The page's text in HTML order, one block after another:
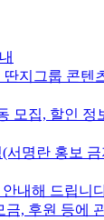
딴지그룹 콘텐
모집, 할인 정
서명란 홍보
내해 드립니
, 후원 등에